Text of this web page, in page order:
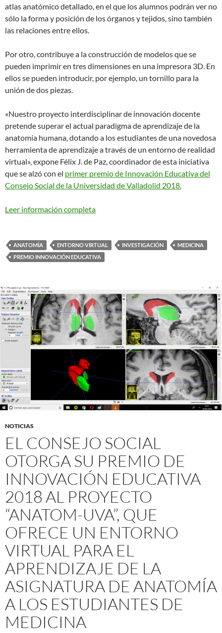
atlas anatómico detallado, en el que los alumnos podrán ver no
sólo la forma y posición de los órganos y tejidos, sino también
las relaciones entre ellos.
Por otro, contribuye a la construcción de modelos que se
pueden imprimir en tres dimensiones en una impresora 3D. En
ellos se pueden introducir, por ejemplo, un tornillo para la
unión de dos piezas.
«Nuestro proyecto interdisciplinar de innovación docente
pretende superar el actual paradigma de aprendizaje de la
anatomía humana, dotando a los estudiantes de una novedosa
herramienta de aprendizaje a través de un entorno de realidad
virtual», expone Félix J. de Paz, coordinador de esta iniciativa
que se alzó con el primer premio de Innovación Educativa del
Consejo Social de la Universidad de Valladolid 2018.
Leer información completa
ANATOMÍA ENTORNO VIRTUAL INVESTIGACIÓN
MEDICINA
PREMIO INNOVACIÓN EDUCATIVA
NOTICIAS
EL CONSEJO SOCIAL
OTORGA SU PREMIO DE
INNOVACIÓN EDUCATIVA
2018 AL PROYECTO
“ANATOM-UVA”, QUE
OFRECE UN ENTORNO
VIRTUAL PARA EL
APRENDIZAJE DE LA
ASIGNATURA DE ANATOMÍA
A LOS ESTUDIANTES DE
MEDICINA